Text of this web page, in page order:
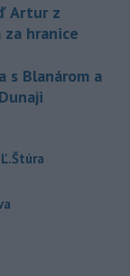
Artur z
hranice
s Blanárom a